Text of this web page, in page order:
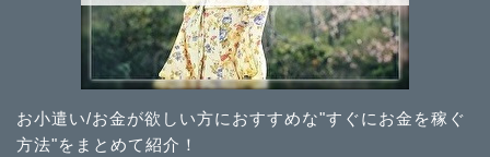
お小遣い/お金が欲しい方におすすめな"すぐにお金を稼ぐ
方法"をまとめて紹介！